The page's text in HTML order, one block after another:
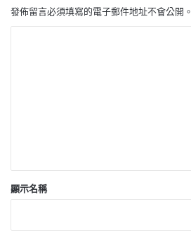
發佈留言必須填寫的電子郵件地址不會公開。
顯示名稱